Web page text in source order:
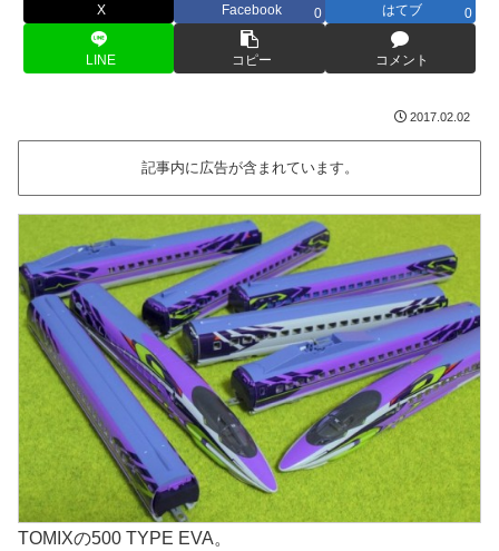
X Facebook 0 はてブ 0
LINE コピー コメント
2017.02.02
記事内に広告が含まれています。
TOMIXの500 TYPE EVA。